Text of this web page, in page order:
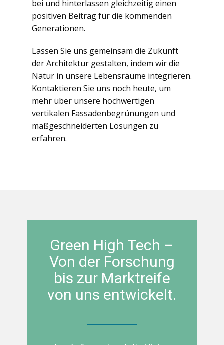
bei und hinterlassen gleichzeitig einen
positiven Beitrag für die kommenden
Generationen.
Lassen Sie uns gemeinsam die Zukunft
der Architektur gestalten, indem wir die
Natur in unsere Lebensräume integrieren.
Kontaktieren Sie uns noch heute, um
mehr über unsere hochwertigen
vertikalen Fassadenbegrünungen und
maßgeschneiderten Lösungen zu
erfahren.
Green High Tech –
Von der Forschung
bis zur Marktreife
von uns entwickelt.